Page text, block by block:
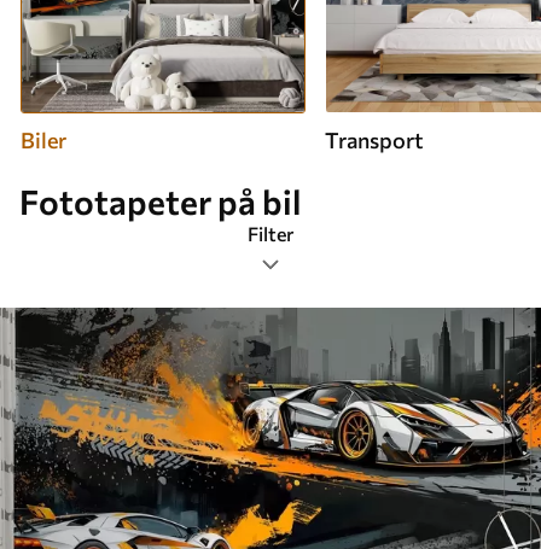
Biler Transport
Fototapeter på bil
Filter
Tagger
Bildeformat
Farge
Smart
Tilbakestill alt